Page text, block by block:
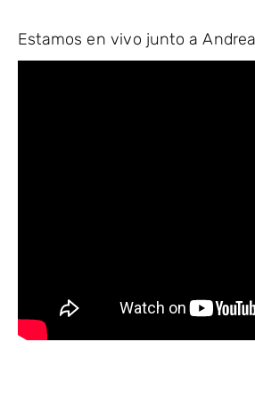
Estamos en vivo junto a